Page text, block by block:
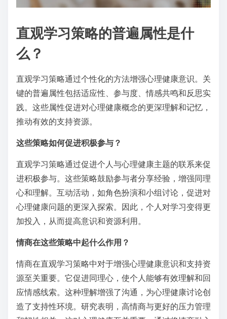
直观学习策略的普遍属性是什
么？
直观学习策略通过个性化的方法增强心理健康意识。关
键的普遍属性包括适应性、参与度、情感共鸣和反思实
践。这些属性促进对心理健康概念的更深理解和记忆，
推动有效的支持资源。
这些策略如何促进积极参与？
直观学习策略通过促进个人与心理健康主题的联系来促
进积极参与。这些策略鼓励参与者分享经验，增强同理
心和理解。互动活动，如角色扮演和小组讨论，促进对
心理健康问题的更深入探索。因此，个人对学习变得更
加投入，从而提高意识和资源利用。
情商在这些策略中起什么作用？
情商在直观学习策略中对于增强心理健康意识和支持资
源至关重要。它促进同理心，使个人能够有效理解和回
应情感线索。这种理解增强了沟通，为心理健康讨论创
造了支持性环境。研究表明，高情商与更好的压力管理